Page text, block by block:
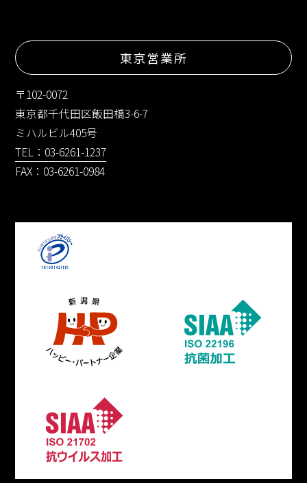
東京営業所
〒102-0072
東京都千代田区飯田橋3-6-7
ミハルビル405号
TEL：03-6261-1237
FAX：03-6261-0984